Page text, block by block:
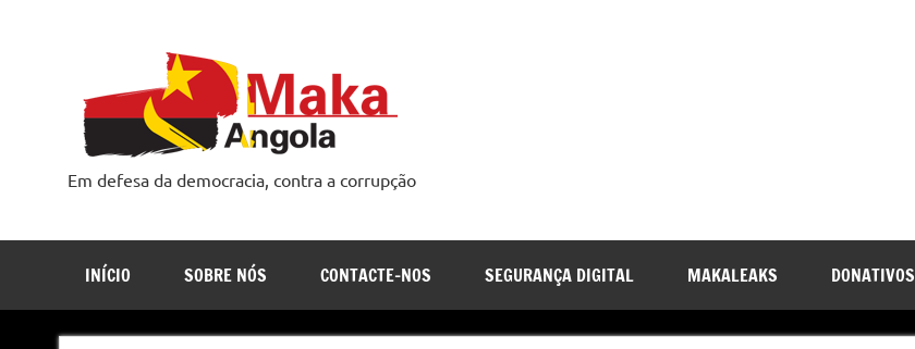
Em defesa da democracia, contra a corrupção
INÍCIO SOBRE NÓS CONTACTE-NOS SEGURANÇA DIGITAL MAKALEAKS DONATIVOS